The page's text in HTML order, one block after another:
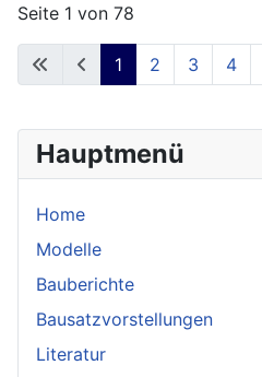
Hauptmenü
Home
Modelle
Bauberichte
Bausatzvorstellungen
Literatur
Seite 1 von 78
1 2 3 4